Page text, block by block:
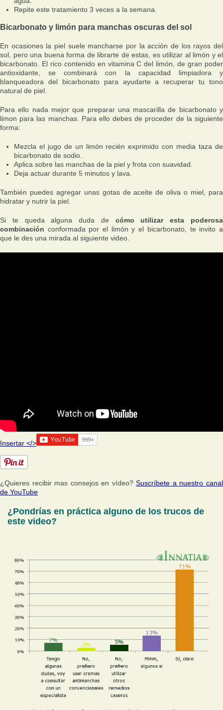
Repite este tratamiento 3 veces a la semana.
Bicarbonato y limón para manchas oscuras del sol
En ocasiones la piel suele mancharse por la acción de los rayos del
sol, pero una buena forma de librarte de estas, es utilizar al limón y el
bicarbonato. El rico contenido en vitamina C del limón, de gran poder
antioxidante, se combinará con la capacidad limpiadora y
blanqueadora del bicarbonato para ayudarte a recuperar tu tono
natural de piel.
Para ello nada mejor que preparar una mascarilla de bicarbonato y
limon para las manchas. Para ello debes de proceder de la siguiente
forma:
Mezcla el jugo de un limón recién exprimido con media taza de
bicarbonato de sodio.
Aplica sobre las manchas de la piel y frota con suavidad.
Deja actuar durante 5 minutos y lava.
También puedes agregar unas gotas de aceite de oliva o miel, para
hidratar y nutrir la piel.
Si te queda alguna duda de cómo utilizar esta poderosa
combinación conformada por el limón y el bicarbonato, te invito a
que le des una mirada al siguiente video.
Insertar </>
¿Quieres recibir mas consejos en vídeo?Suscríbete a nuestro canal
de YouTube
¿Pondrías en práctica alguno de los trucos de
este video?